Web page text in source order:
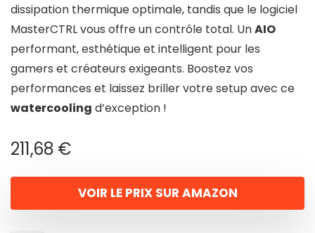
dissipation thermique optimale, tandis que le logiciel
MasterCTRL vous offre un contrôle total. UnAIO
performant, esthétique et intelligent pour les
gamers et créateurs exigeants. Boostez vos
performances et laissez briller votre setup avec ce
watercooling d’exception !
211,68 €
VOIR LE PRIX SUR AMAZON